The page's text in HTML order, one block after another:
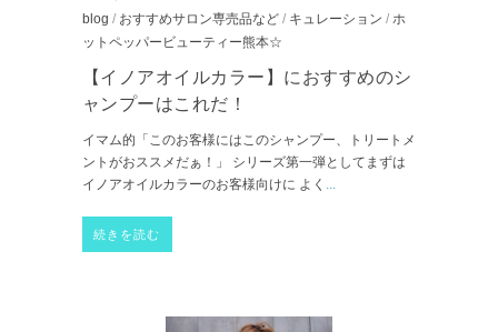
blog / おすすめサロン専売品など / キュレーション / ホ
ットペッパービューティー熊本☆
【イノアオイルカラー】におすすめのシ
ャンプーはこれだ！
イマム的「このお客様にはこのシャンプー、トリートメ
ントがおススメだぁ！」 シリーズ第一弾としてまずは
イノアオイルカラーのお客様向けに よく ...
続きを読む